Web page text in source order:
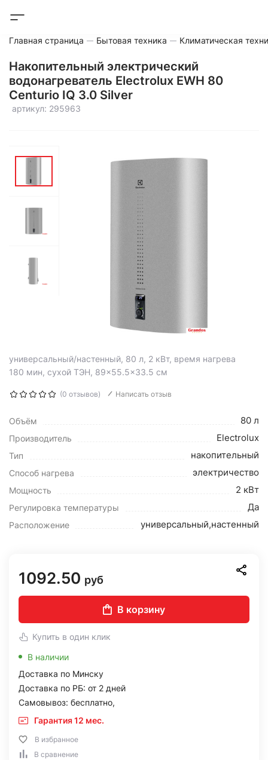
Главная страница Бытовая техника Климатическая
Накопительный электрический
водонагреватель Electrolux EWH 80
Centurio IQ 3.0 Silver
артикул: 295963
универсальный/настенный, 80 л, 2 кВт, время нагрева
180 мин, сухой ТЭН, 89×55.5×33.5 см
(0 отзывов) Написать отзыв
Объём 80 л
Производитель Electrolux
Тип накопительный
Способ нагрева электричество
Мощность 2 кВт
Регулировка температуры Да
Расположение универсальный,настенный
1092.50 руб
В корзину
Купить в один клик
В наличии
Доставка по Минску
Доставка по РБ: от 2 дней
Самовывоз: бесплатно,
Гарантия 12 мес.
В избранное
В сравнение